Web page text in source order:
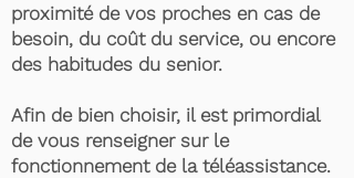
proximité de vos proches en cas de
besoin, du coût du service, ou encore
des habitudes du senior.
Afin de bien choisir, il est primordial
de vous renseigner sur le
fonctionnement de la téléassistance.